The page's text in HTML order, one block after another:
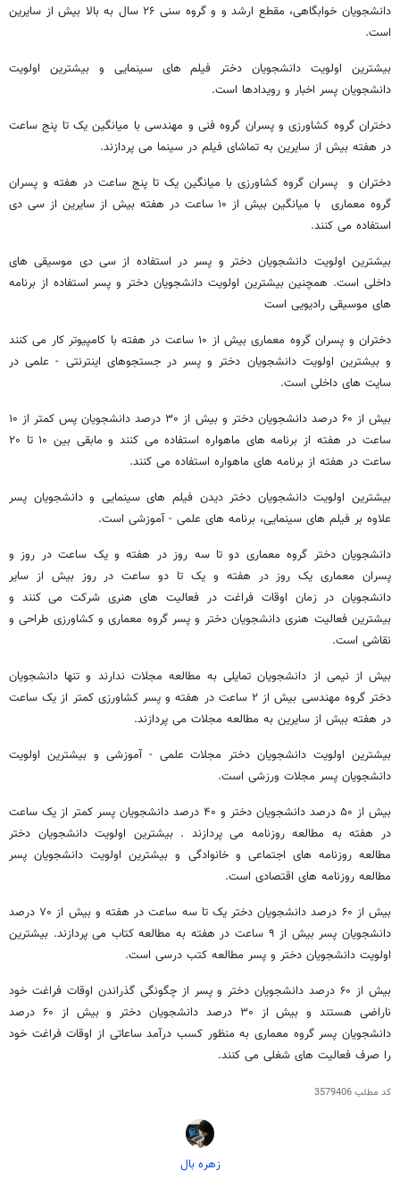
دانشجویان خوابگاهی، مقطع ارشد و و گروه سنی ۲۶ سال به بالا بیش از سایرین
است.
بیشترین اولویت دانشجویان دختر فیلم های سینمایی و بیشترین اولویت
دانشجویان پسر اخبار و رویدادها است.
دختران گروه کشاورزی و پسران گروه فنی و مهندسی با میانگین یک تا پنج ساعت
در هفته بیش از سایرین به تماشای فیلم در سینما می پردازند.
دختران و پسران گروه کشاورزی با میانگین یک تا پنج ساعت در هفته و پسران
گروه معماری با میانگین بیش از ۱۰ ساعت در هفته بیش از سایرین از سی دی
استفاده می کنند.
بیشترین اولویت دانشجویان دختر و پسر در استفاده از سی دی موسیقی های
داخلی است. همچنین بیشترین اولویت دانشجویان دختر و پسر استفاده از برنامه
های موسیقی رادیویی است
دختران و پسران گروه معماری بیش از ۱۰ ساعت در هفته با کامپیوتر کار می کنند
و بیشترین اولویت دانشجویان دختر و پسر در جستجوهای اینترنتی - علمی در
سایت های داخلی است.
بیش از ۶۰ درصد دانشجویان دختر و بیش از ۳۰ درصد دانشجویان پس کمتر از ۱۰
ساعت در هفته از برنامه های ماهواره استفاده می کنند و مابقی بین ۱۰ تا ۲۰
ساعت در هفته از برنامه های ماهواره استفاده می کنند.
بیشترین اولویت دانشجویان دختر دیدن فیلم های سینمایی و دانشجویان پسر
علاوه بر فیلم های سینمایی، برنامه های علمی - آموزشی است.
دانشجویان دختر گروه معماری دو تا سه روز در هفته و یک ساعت در روز و
پسران معماری یک روز در هفته و یک تا دو ساعت در روز بیش از سایر
دانشجویان در زمان اوقات فراغت در فعالیت های هنری شرکت می کنند و
بیشترین فعالیت هنری دانشجویان دختر و پسر گروه معماری و کشاورزی طراحی و
نقاشی است.
بیش از نیمی از دانشجویان تمایلی به مطالعه مجلات ندارند و تنها دانشجویان
دختر گروه مهندسی بیش از ۲ ساعت در هفته و پسر کشاورزی کمتر از یک ساعت
در هفته بیش از سایرین به مطالعه مجلات می پردازند.
بیشترین اولویت دانشجویان دختر مجلات علمی - آموزشی و بیشترین اولویت
دانشجویان پسر مجلات ورزشی است.
بیش از ۵۰ درصد دانشجویان دختر و ۴۰ درصد دانشجویان پسر کمتر از یک ساعت
در هفته به مطالعه روزنامه می پردازند . بیشترین اولویت دانشجویان دختر
مطالعه روزنامه های اجتماعی و خانوادگی و بیشترین اولویت دانشجویان پسر
مطالعه روزنامه های اقتصادی است.
بیش از ۶۰ درصد دانشجویان دختر یک تا سه ساعت در هفته و بیش از ۷۰ درصد
دانشجویان پسر بیش از ۹ ساعت در هفته به مطالعه کتاب می پردازند. بیشترین
اولویت دانشجویان دختر و پسر مطالعه کتب درسی است.
بیش از ۶۰ درصد دانشجویان دختر و پسر از چگونگی گذراندن اوقات فراغت خود
ناراضی هستند و بیش از ۳۰ درصد دانشجویان دختر و بیش از ۶۰ درصد
دانشجویان پسر گروه معماری به منظور کسب درآمد ساعاتی از اوقات فراغت خود
را صرف فعالیت های شغلی می کنند.
کد مطلب3579406
زهره بال